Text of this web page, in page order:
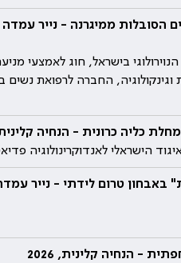
הסובלות ממיגרנה - נייר
בישראל, חוג לאמצעי
וגינקולוגיה, החברה לרפואת נשים
כליה כרונית - הנחיה קלינית,
הישראלי לאנדוקרינולוגיה
טרום לידתי - נייר
- הנחיה קלינית, 2026